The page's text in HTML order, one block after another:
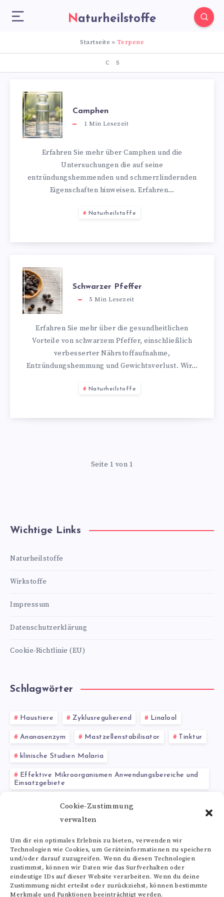
Cookie-Zustimmung
verwalten
Um dir ein optimales Erlebnis zu bieten, verwenden wir
Technologien wie Cookies, um Geräteinformationen zu speichern
und/oder darauf zuzugreifen. Wenn du diesen Technologien
zustimmst, können wir Daten wie das Surfverhalten oder
eindeutige IDs auf dieser Website verarbeiten. Wenn du deine
Zustimmung nicht erteilst oder zurückziehst, können bestimmte
Merkmale und Funktionen beeinträchtigt werden.
Naturheilstoffe
Startseite » Terpene
C S
Camphen
1 Min Lesezeit
Erfahren Sie mehr über Camphen und die
Untersuchungen die auf seine
entzündungshemmenden und schmerzlindernden
Eigenschaften hinweisen. Erfahren…
Naturheilstoffe
Schwarzer Pfeffer
5 Min Lesezeit
Erfahren Sie mehr über die gesundheitlichen
Vorteile von schwarzem Pfeffer, einschließlich
verbesserter Nährstoffaufnahme,
Entzündungshemmung und Gewichtsverlust. Wir…
Naturheilstoffe
Seite 1 von 1
Wichtige Links
Naturheilstoffe
Wirkstoffe
Impressum
Datenschutzerklärung
Cookie-Richtlinie (EU)
Schlagwörter
Haustiere Zyklusregulierend Linalool
Ananasenzym Mastzellenstabilisator Tinktur
klinische Studien Malaria
Effektive Mikroorganismen Anwendungsbereiche und
Einsatzgebiete
Krebstherapie Gurmar Erfahrungen
Niacin Wirkung
Alle Schlagwörter